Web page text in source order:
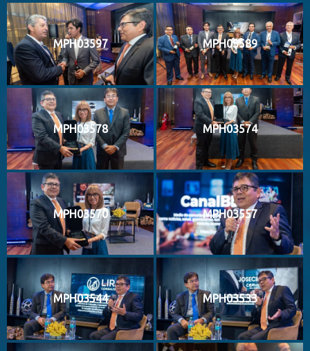
MPH03597 MPH03589
MPH03578 MPH03574
MPH03570 MPH03557
MPH03544 MPH03533